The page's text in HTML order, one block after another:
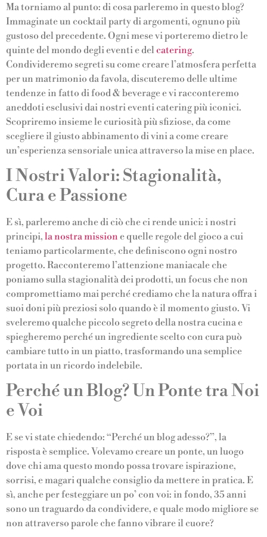
Ma torniamo al punto: di cosa parleremo in questo blog?
Immaginate un cocktail party di argomenti, ognuno più
gustoso del precedente. Ogni mese vi porteremo dietro le
quinte del mondo degli eventi e delcatering.
Condivideremo segreti su come creare l’atmosfera perfetta
per un matrimonio da favola, discuteremo delle ultime
tendenze in fatto di food & beverage e vi racconteremo
aneddoti esclusivi dai nostri eventi catering più iconici.
Scopriremo insieme le curiosità più sfiziose, da come
scegliere il giusto abbinamento di vini a come creare
un’esperienza sensoriale unica attraverso la mise en place.
I Nostri Valori: Stagionalità,
Cura e Passione
E sì, parleremo anche di ciò che ci rende unici: i nostri
principi, la nostra mission e quelle regole del gioco a cui
teniamo particolarmente, che definiscono ogni nostro
progetto. Racconteremo l’attenzione maniacale che
poniamo sulla stagionalità dei prodotti, un focus che non
compromettiamo mai perché crediamo che la natura offra i
suoi doni più preziosi solo quando è il momento giusto. Vi
sveleremo qualche piccolo segreto della nostra cucina e
spiegheremo perché un ingrediente scelto con cura può
cambiare tutto in un piatto, trasformando una semplice
portata in un ricordo indelebile.
Perché un Blog? Un Ponte tra Noi
e Voi
E se vi state chiedendo: “Perché un blog adesso?”, la
risposta è semplice. Volevamo creare un ponte, un luogo
dove chi ama questo mondo possa trovare ispirazione,
sorrisi, e magari qualche consiglio da mettere in pratica. E
sì, anche per festeggiare un po’ con voi: in fondo, 35 anni
sono un traguardo da condividere, e quale modo migliore se
non attraverso parole che fanno vibrare il cuore?